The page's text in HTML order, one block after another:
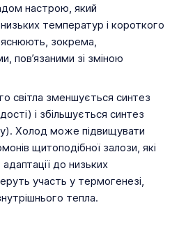
настрою, який
температур і короткого
зокрема,
пов’язаними зі зміною
світла зменшується синтез
і збільшується синтез
Холод може підвищувати
щитоподібної залози, які
до низьких
участь у термогенезі,
тепла.